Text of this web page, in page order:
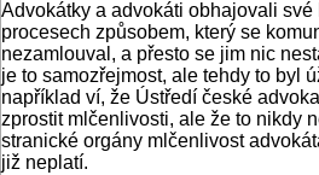
Advokátky a advokáti obhajovali
procesech způsobem, který se
nezamlouval, a přesto se jim nic
je to samozřejmost, ale tehdy to byl
například ví, že Ústředí české
zprostit mlčenlivosti, ale že to nikdy
stranické orgány mlčenlivost
již neplatí.